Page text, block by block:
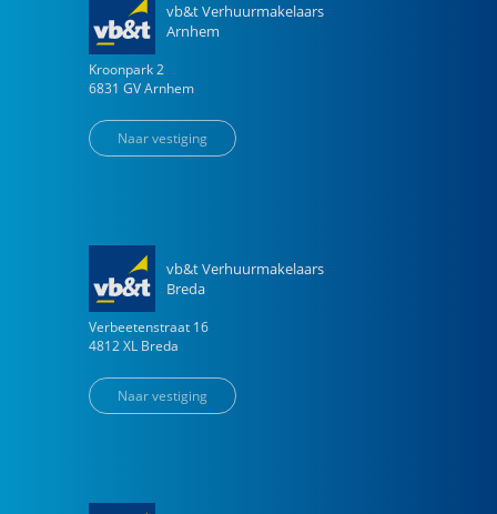
vb&t Verhuurmakelaars
Arnhem
Kroonpark 2
6831 GV Arnhem
Naar vestiging
vb&t Verhuurmakelaars
Breda
Verbeetenstraat 16
4812 XL Breda
Naar vestiging